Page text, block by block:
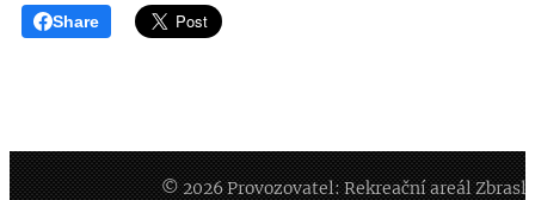
Share
© 2026 Provozovatel: Rekreační areál